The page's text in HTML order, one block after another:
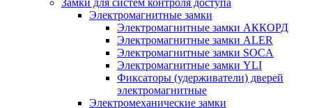
Электромагнитные замки
Электромагнитные замки АККОРД
Электромагнитные замки ALER
Электромагнитные замки SOCA
Электромагнитные замки YLI
Фиксаторы (удерживатели) дверей
электромагнитные
Электромеханические замки